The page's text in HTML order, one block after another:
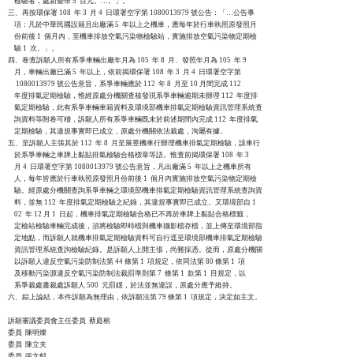
三、再按環保署 108  年 3  月 4  日環署空字第 1080013979 號公告：「…公告事
    項：凡於中華民國設籍且出廠滿 5  年以上之機車，應每年於行車執照原發照月
    份前後 1  個月內，至機車排放空氣污染物檢驗站，實施排放空氣污染物定期檢
    驗 1  次。」。
四、卷查訴願人所有系爭車輛出廠年月為 105  年 8  月、發照年月為 105  年 9
    月，車輛出廠已滿 5  年以上，依前揭環保署 108  年 3  月 4  日環署空字第
     1080013979 號公告意旨，系爭車輛應於 112  年 8  月至 10 月間完成 112
    年度排氣定期檢驗，惟經原處分機關查核發現系爭車輛逾期未辦理 112  年度排
    氣定期檢驗，此有系爭車輛車籍資料及環境部機車排氣定期檢驗資訊管理系統查
    詢資料等附卷可稽，訴願人所有系爭車輛既未於前述期間內完成 112  年度排氣
    定期檢驗，其違規事實即已成立，原處分機關依法裁處，洵屬有據。
五、至訴願人主張其於 112  年 8  月至展昱機車行辦理機車排氣定期檢驗，該車行
    於系爭車輛之車牌上黏貼排氣檢驗合格標章等語。惟查前揭環保署 108  年 3
    月 4  日環署空字第 1080013979 號公告意旨，凡出廠滿 5  年以上之機車所有
    人，每年皆應於行車執照原發照月份前後 1  個月內實施排放空氣污染物定期檢
    驗。經原處分機關查詢系爭車輛之環境部機車排氣定期檢驗資訊管理系統查詢資
    料，並無 112  年度排氣定期檢驗之紀錄，其違規事實即已成立。又環境部自 1
    02  年 12 月 1  日起，機車排氣定期檢驗合格已不再於車牌上黏貼合格標籤，
    定檢站檢驗車輛完成後，須將檢驗即時檔與機車攝影檔存檔，並上傳至環境部指
    定地點，而訴願人就機車排氣定期檢驗資料可自行逕至環境部機車排氣定期檢驗
    資訊管理系統查詢檢驗紀錄。是訴願人上開主張，尚難採憑。從而，原處分機關
    以訴願人違反空氣污染防制法第 44 條第 1  項規定，依同法第 80 條第 1  項
    及移動污染源違反空氣污染防制法裁罰準則第 7  條第 1  款第 1  目規定，以
    系爭裁處書裁處訴願人 500  元罰鍰，於法並無違誤，原處分應予維持。
六、綜上論結，本件訴願為無理由，依訴願法第 79 條第 1  項規定，決定如主文。
訴願審議委員會主任委員  蔡庭榕
委員  陳明燦
委員  陳立夫